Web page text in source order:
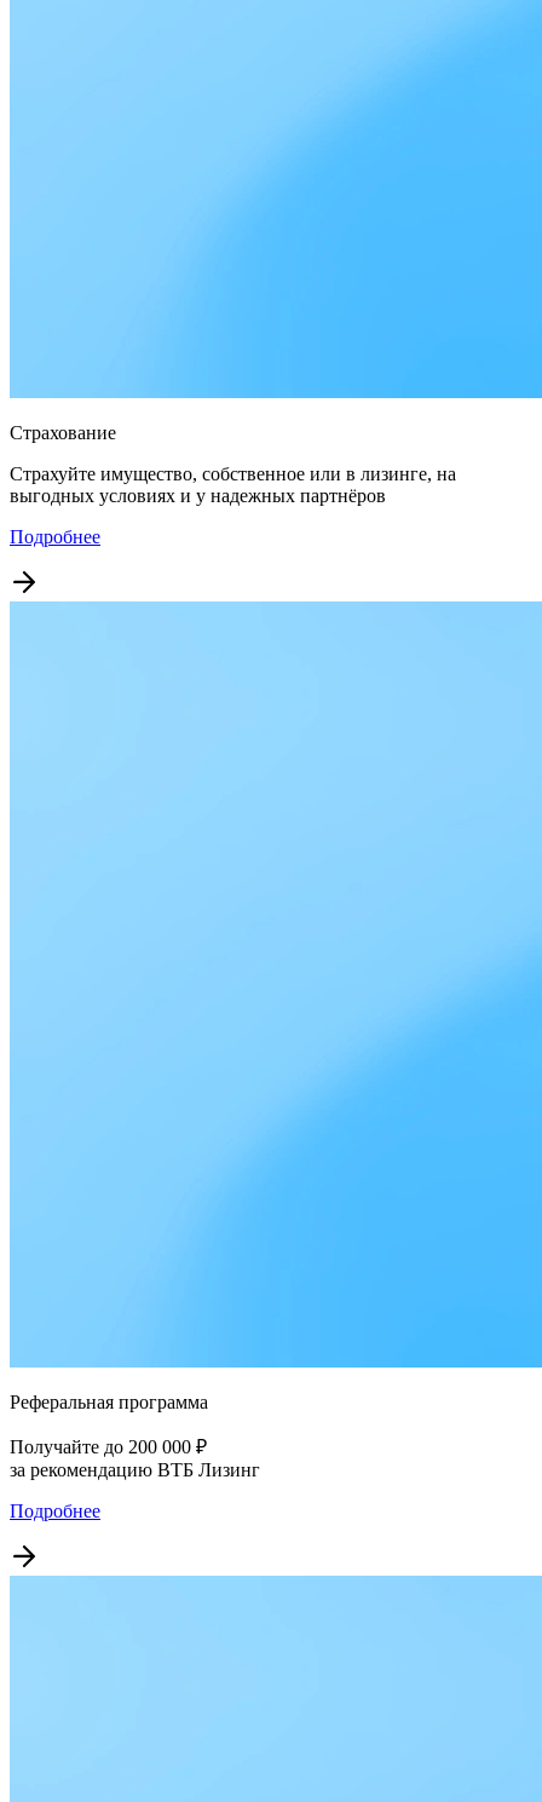
Страхование
Страхуйте имущество, собственное или в лизинге, на
выгодных условиях и у надежных партнёров
Подробнее
Реферальная программа
Получайте до 200 000 ₽
за рекомендацию ВТБ Лизинг
Подробнее